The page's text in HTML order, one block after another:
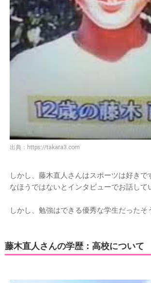
出典： https://takara3.com
しかし、藤木直人さんはスポーツは好きで
なほうではないとインタビューでお話して
しかし、勉強はできる優秀な学生だったそ
藤木直人さんの学歴：高校について